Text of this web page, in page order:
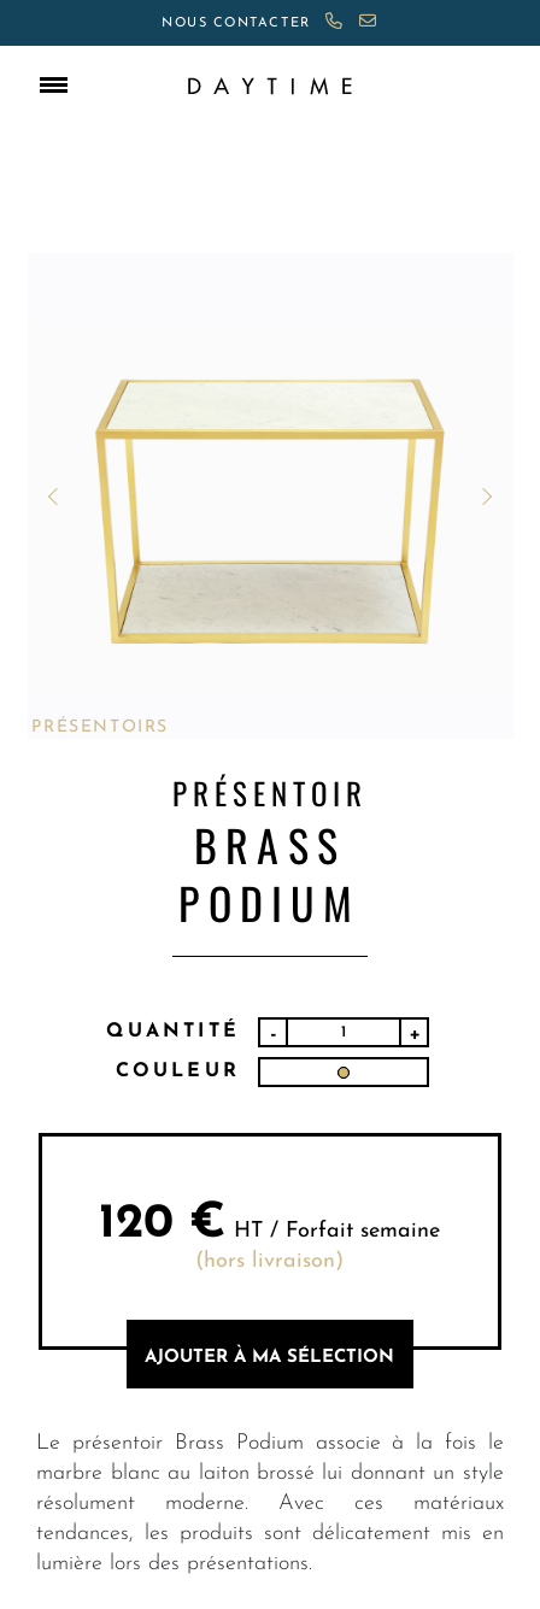
NOUS CONTACTER
PRÉSENTOIRS
PRÉSENTOIR
BRASS
PODIUM
QUANTITÉ - +
COULEUR
120 € HT / Forfait semaine
(hors livraison)
AJOUTER À MA SÉLECTION
Le présentoir Brass Podium associe à la fois le
marbre blanc au laiton brossé lui donnant un style
résolument moderne. Avec ces matériaux
tendances, les produits sont délicatement mis en
lumière lors des présentations.